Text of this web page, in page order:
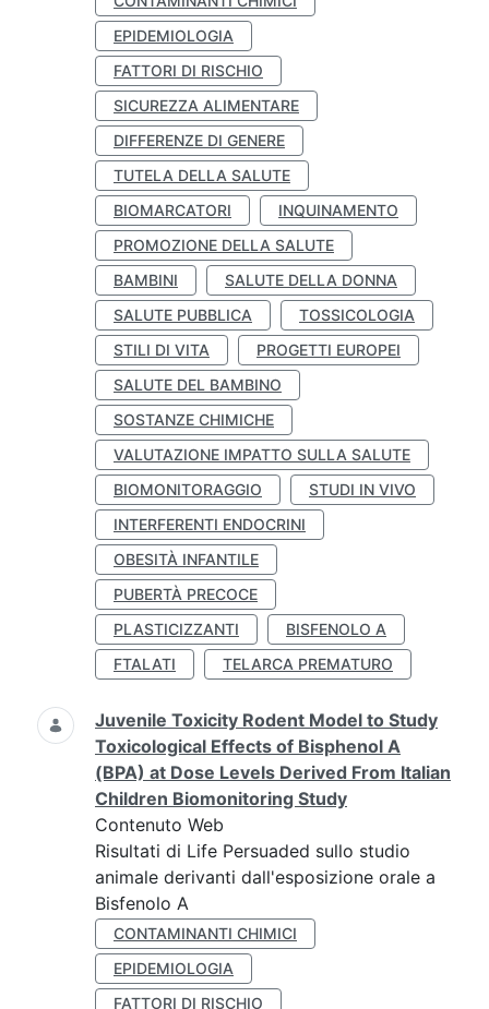
EPIDEMIOLOGIA
FATTORI DI RISCHIO
SICUREZZA ALIMENTARE
DIFFERENZE DI GENERE
TUTELA DELLA SALUTE
BIOMARCATORI
INQUINAMENTO
PROMOZIONE DELLA SALUTE
BAMBINI
SALUTE DELLA DONNA
SALUTE PUBBLICA
TOSSICOLOGIA
STILI DI VITA
PROGETTI EUROPEI
SALUTE DEL BAMBINO
SOSTANZE CHIMICHE
VALUTAZIONE IMPATTO SULLA SALUTE
BIOMONITORAGGIO
STUDI IN VIVO
INTERFERENTI ENDOCRINI
OBESITÀ INFANTILE
PUBERTÀ PRECOCE
PLASTICIZZANTI
BISFENOLO A
FTALATI
TELARCA PREMATURO
Juvenile Toxicity Rodent Model to Study
Toxicological Effects of Bisphenol A
(BPA) at Dose Levels Derived From Italian
Children Biomonitoring Study
Contenuto Web
Risultati di Life Persuaded sullo studio
animale derivanti dall'esposizione orale a
Bisfenolo A
CONTAMINANTI CHIMICI
EPIDEMIOLOGIA
FATTORI DI RISCHIO